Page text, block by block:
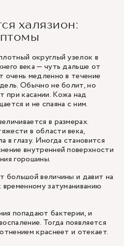
халязион:
округлый узелок в
века — чуть дальше от
очень медленно в течение
Обычно не болит, но
касании. Кожа над
и не спаяна с ним.
в размерах.
в области века,
в глазу. Иногда становится
внутренней поверхности
горошины.
большой величины и давит на
затуманиванию
попадают бактерии, и
Тогда появляется
краснеет и отекает.